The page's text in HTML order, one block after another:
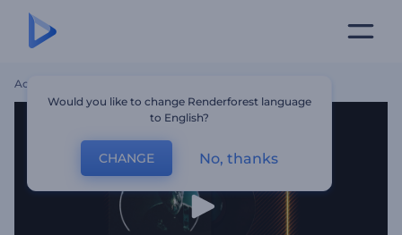
Accueil
Would you like to change Renderforest language
to English?
CHANGE No, thanks